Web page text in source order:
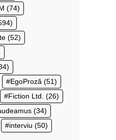
(74)
(52)
EgoProză (51)
Fiction Ltd. (26)
(34)
interviu (50)